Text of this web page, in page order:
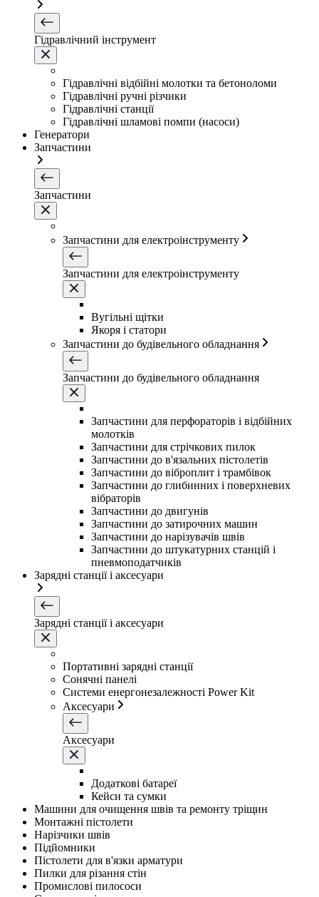
Гідравлічний інструмент
Гідравлічні відбійні молотки та бетоноломи
Гідравлічні ручні різчики
Гідравлічні станції
Гідравлічні шламові помпи (насоси)
Генератори
Запчастини
Запчастини
Запчастини для електроінструменту
Запчастини для електроінструменту
Вугільні щітки
Якоря і статори
Запчастини до будівельного обладнання
Запчастини до будівельного обладнання
Запчастини для перфораторів і відбійних
молотків
Запчастини для стрічкових пилок
Запчастини до в'язальних пістолетів
Запчастини до віброплит і трамбівок
Запчастини до глибинних і поверхневих
вібраторів
Запчастини до двигунів
Запчастини до затирочних машин
Запчастини до нарізувачів швів
Запчастини до штукатурних станцій і
пневмоподатчиків
Зарядні станції і аксесуари
Зарядні станції і аксесуари
Портативні зарядні станції
Сонячні панелі
Системи енергонезалежності Power Kit
Аксесуари
Аксесуари
Додаткові батареї
Кейси та сумки
Машини для очищення швів та ремонту тріщин
Монтажні пістолети
Нарізчики швів
Підйомники
Пістолети для в'язки арматури
Пилки для різання стін
Промислові пилососи